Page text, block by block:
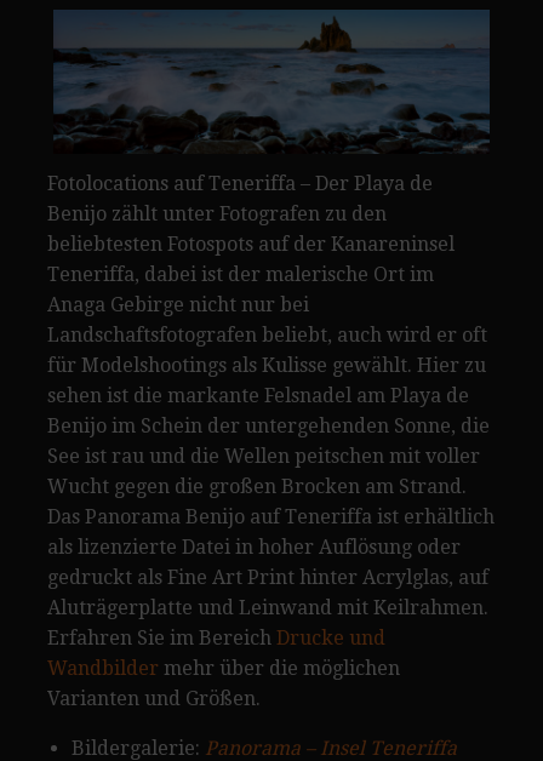
Fotolocations auf Teneriffa – Der Playa de
Benijo zählt unter Fotografen zu den
beliebtesten Fotospots auf der Kanareninsel
Teneriffa, dabei ist der malerische Ort im
Anaga Gebirge nicht nur bei
Landschaftsfotografen beliebt, auch wird er oft
für Modelshootings als Kulisse gewählt. Hier zu
sehen ist die markante Felsnadel am Playa de
Benijo im Schein der untergehenden Sonne, die
See ist rau und die Wellen peitschen mit voller
Wucht gegen die großen Brocken am Strand.
Das Panorama Benijo auf Teneriffa ist erhältlich
als lizenzierte Datei in hoher Auflösung oder
gedruckt als Fine Art Print hinter Acrylglas, auf
Aluträgerplatte und Leinwand mit Keilrahmen.
Erfahren Sie im Bereich Drucke und
Wandbilder mehr über die möglichen
Varianten und Größen.
Bildergalerie: Panorama – Insel Teneriffa